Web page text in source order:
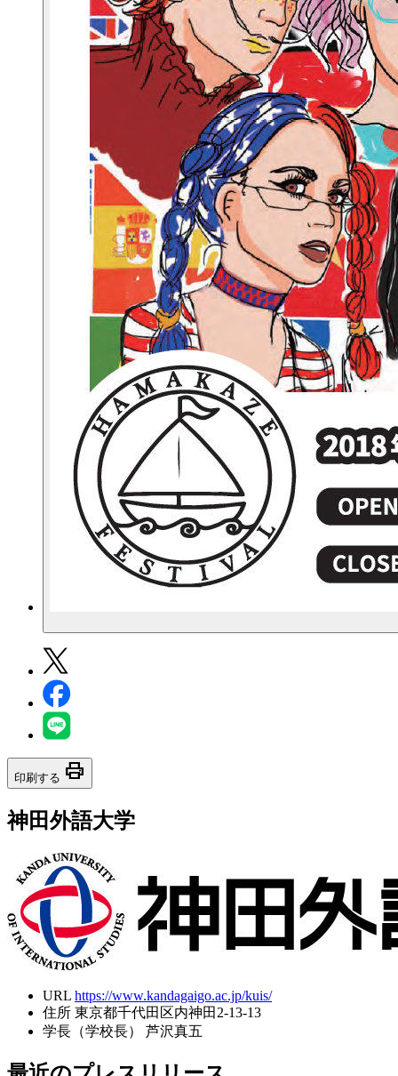
印刷する print
神田外語大学
URL https://www.kandagaigo.ac.jp/kuis/
住所 東京都千代田区内神田2-13-13
学長（学校長）
芦沢真五